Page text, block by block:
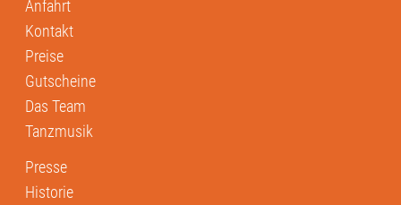
Anfahrt
Kontakt
Preise
Gutscheine
Das Team
Tanzmusik
Presse
Historie